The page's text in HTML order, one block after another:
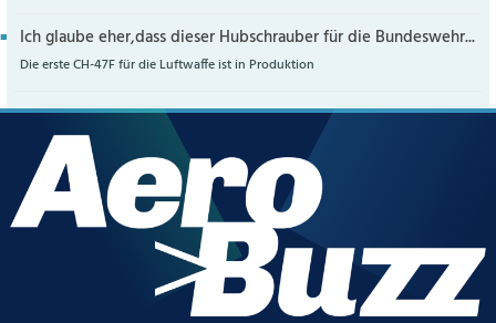
Ich glaube eher,dass dieser Hubschrauber für die Bundeswehr...
Die erste CH-47F für die Luftwaffe ist in Produktion